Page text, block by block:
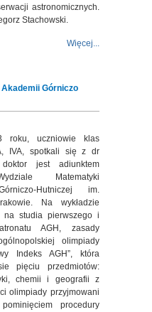
astronomicznych.
Stachowski.
Więcej...
Górniczo
roku, uczniowie klas
IVA, spotkali się z dr
jest adiunktem
Matematyki
Hutniczej im.
Na wykładzie
na studia pierwszego i
AGH, zasady
olimpiady
Indeks AGH”, która
pięciu przedmiotów:
chemii i geografii z
olimpiady przyjmowani
procedury